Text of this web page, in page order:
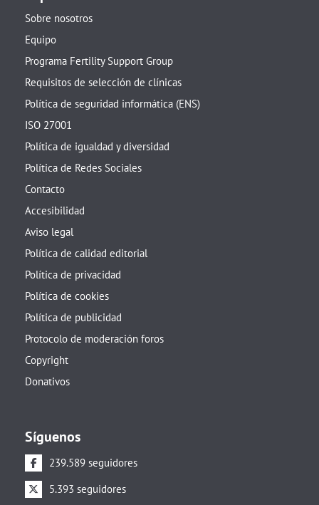
Sobre nosotros
Equipo
Programa Fertility Support Group
Requisitos de selección de clínicas
Política de seguridad informática (ENS)
ISO 27001
Política de igualdad y diversidad
Política de Redes Sociales
Contacto
Accesibilidad
Aviso legal
Política de calidad editorial
Política de privacidad
Política de cookies
Política de publicidad
Protocolo de moderación foros
Copyright
Donativos
Síguenos
239.589 seguidores
5.393 seguidores